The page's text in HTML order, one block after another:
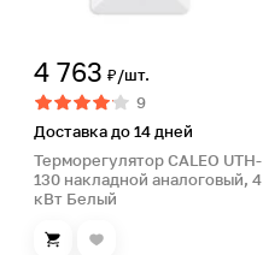
4 763 ₽/шт.
9
Доставка до 14 дней
Терморегулятор CALEO UTH-
130 накладной аналоговый, 4
кВт Белый